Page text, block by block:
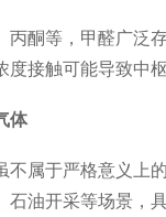
等，甲醛广泛存
接触可能导致中枢
体
于严格意义上的
石油开采等场景，